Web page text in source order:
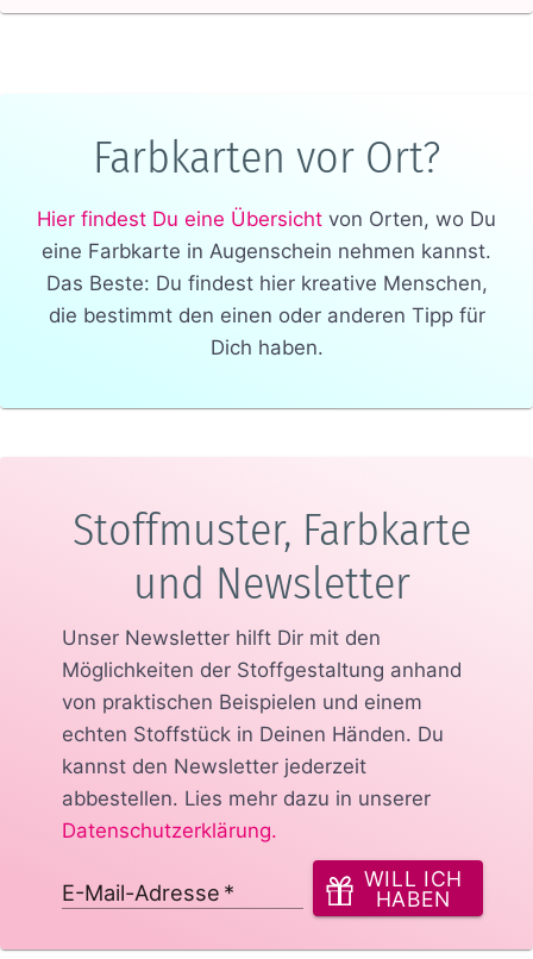
Farbkarten vor Ort?
Hier findest Du eine Übersicht von Orten, wo Du
eine Farbkarte in Augenschein nehmen kannst.
Das Beste: Du findest hier kreative Menschen,
die bestimmt den einen oder anderen Tipp für
Dich haben.
Stoffmuster, Farbkarte
und Newsletter
Unser Newsletter hilft Dir mit den
Möglichkeiten der Stoffgestaltung anhand
von praktischen Beispielen und einem
echten Stoffstück in Deinen Händen. Du
kannst den Newsletter jederzeit
abbestellen. Lies mehr dazu in unserer
Datenschutzerklärung.
E-Mail-Adresse *
WILL ICH
HABEN